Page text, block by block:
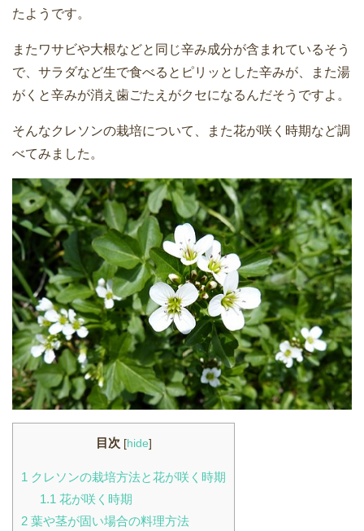
たようです。
またワサビや大根などと同じ辛み成分が含まれているそう
で、サラダなど生で食べるとピリッとした辛みが、また湯
がくと辛みが消え歯ごたえがクセになるんだそうですよ。
そんなクレソンの栽培について、また花が咲く時期など調
べてみました。
目次 [hide]
1 クレソンの栽培方法と花が咲く時期
1.1花が咲く時期
2 葉や茎が固い場合の料理方法